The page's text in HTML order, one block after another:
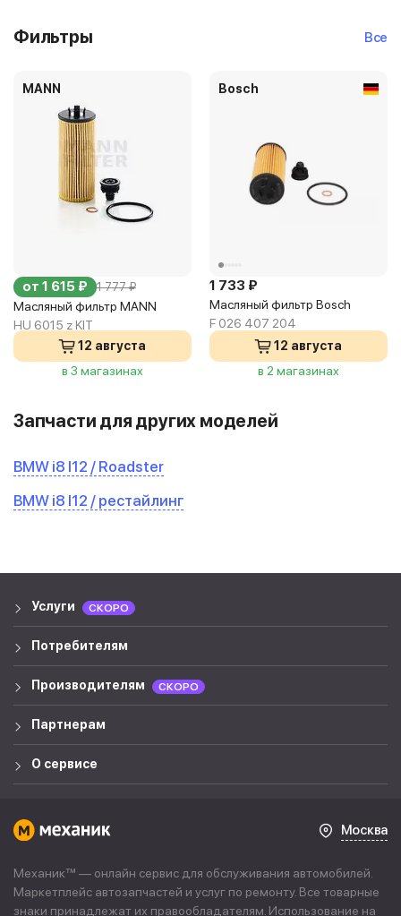
Фильтры Все
MANN
от 1 615 ₽ 1 777 ₽
Масляный фильтр MANN
HU 6015 z KIT
12 августа
в 3 магазинах
Bosch
1 733 ₽
Масляный фильтр Bosch
F 026 407 204
12 августа
в 2 магазинах
Запчасти для других моделей
BMW i8 I12 / Roadster
BMW i8 I12 / рестайлинг
Услуги СКОРО
Потребителям
Производителям СКОРО
Партнерам
О сервисе
Москва
Механик™ — онлайн сервис для обслуживания автомобилей.
Маркетплейс автозапчастей и услуг по ремонту. Все товарные
знаки принадлежат их правообладателям. Использование на